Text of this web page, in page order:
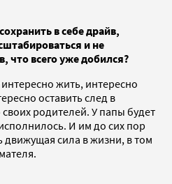
в себе драйв,
и не
что всего уже добился?
жить, интересно
оставить след в
родителей. У папы будет
И им до сих пор
движущая сила в жизни, в том